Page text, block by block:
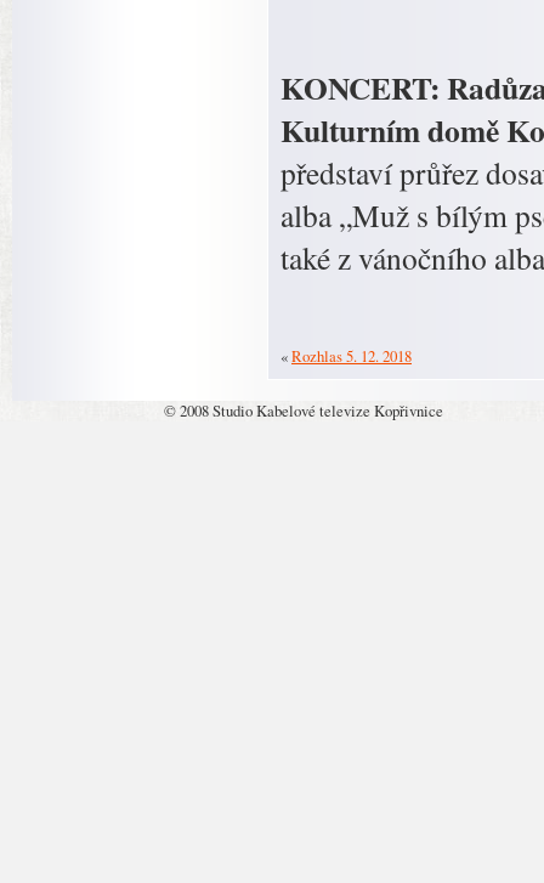
KONCERT:
Kulturním domě
představí průřez
alba „Muž s bílým
také z vánočního
«Rozhlas 5. 12. 2018
© 2008 Studio Kabelové televize Kopřivnice